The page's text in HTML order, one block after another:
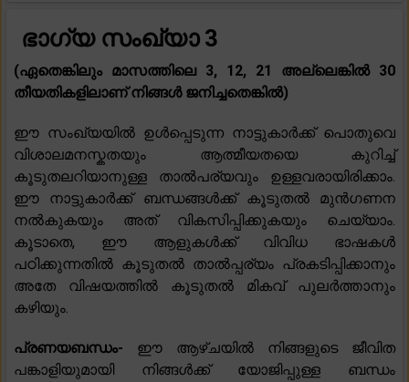
ഭാഗ്യ സംഖ്യാ 3
(ഏതെങ്കിലും മാസത്തിലെ 3, 12, 21 അല്ലെങ്കിൽ 30
തീയതികളിലാണ് നിങ്ങൾ ജനിച്ചതെങ്കിൽ)
ഈ സംഖ്യയിൽ ഉൾപ്പെടുന്ന നാട്ടുകാർക്ക് പൊതുവെ
വിശാലമനസ്കതയും ആത്മീയതയെ കുറിച്ച്
കൂടുതലറിയാനുള്ള താൽപര്യവും ഉള്ളവരായിരിക്കാം.
ഈ നാട്ടുകാർക്ക് ബന്ധങ്ങൾക്ക് കൂടുതൽ മുൻഗണന
നൽകുകയും അത് വികസിപ്പിക്കുകയും ചെയ്യാം.
കൂടാതെ, ഈ ആളുകൾക്ക് വിവിധ ഭാഷകൾ
പഠിക്കുന്നതിൽ കൂടുതൽ താൽപ്പര്യം പ്രകടിപ്പിക്കാനും
അതേ വിഷയത്തിൽ കൂടുതൽ മികവ് പുലർത്താനും
കഴിയും.
പ്രണയബന്ധം- ഈ ആഴ്ചയിൽ നിങ്ങളുടെ ജീവിത
പങ്കാളിയുമായി നിങ്ങൾക്ക് യോജിപ്പുള്ള ബന്ധം